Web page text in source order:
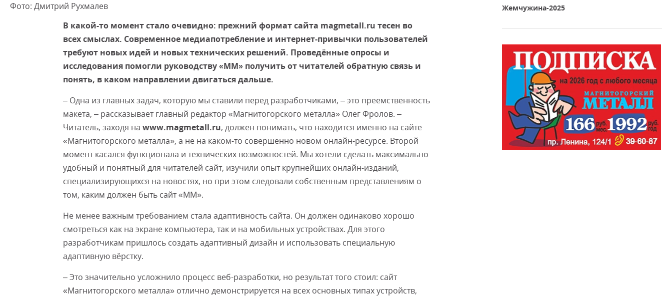
Фото: Дмитрий Рухмалев
В какой-то момент стало очевидно: прежний формат сайта magmetall.ru тесен во
всех смыслах. Современное медиапотребление и интернет-привычки пользователей
требуют новых идей и новых технических решений. Проведённые опросы и
исследования помогли руководству «ММ» получить от читателей обратную связь и
понять, в каком направлении двигаться дальше.
– Одна из главных задач, которую мы ставили перед разработчиками, – это преемственность
макета, – рассказывает главный редактор «Магнитогорского металла» Олег Фролов. –
Читатель, заходя на www.magmetall.ru, должен понимать, что находится именно на сайте
«Магнитогорского металла», а не на каком-то совершенно новом онлайн-ресурсе. Второй
момент касался функционала и технических возможностей. Мы хотели сделать максимально
удобный и понятный для читателей сайт, изучили опыт крупнейших онлайн-изданий,
специализирующихся на новостях, но при этом следовали собственным представлениям о
том, каким должен быть сайт «ММ».
Не менее важным требованием стала адаптивность сайта. Он должен одинаково хорошо
смотреться как на экране компьютера, так и на мобильных устройствах. Для этого
разработчикам пришлось создать адаптивный дизайн и использовать специальную
адаптивную вёрстку.
– Это значительно усложнило процесс веб-разработки, но результат того стоил: сайт
«Магнитогорского металла» отлично демонстрируется на всех основных типах устройств,
Жемчужина-2025